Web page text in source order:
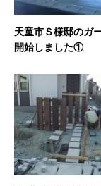
天童市Ｓ様邸のガ
開始しました①